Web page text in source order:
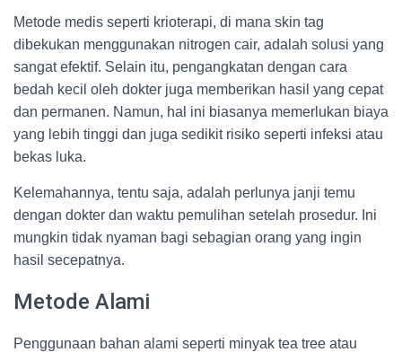
Metode medis seperti krioterapi, di mana skin tag
dibekukan menggunakan nitrogen cair, adalah solusi yang
sangat efektif. Selain itu, pengangkatan dengan cara
bedah kecil oleh dokter juga memberikan hasil yang cepat
dan permanen. Namun, hal ini biasanya memerlukan biaya
yang lebih tinggi dan juga sedikit risiko seperti infeksi atau
bekas luka.
Kelemahannya, tentu saja, adalah perlunya janji temu
dengan dokter dan waktu pemulihan setelah prosedur. Ini
mungkin tidak nyaman bagi sebagian orang yang ingin
hasil secepatnya.
Metode Alami
Penggunaan bahan alami seperti minyak tea tree atau